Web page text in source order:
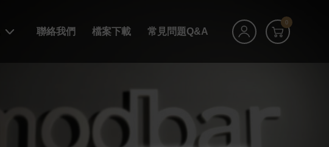
0
聯絡我們 檔案下載 常見問題Q&A